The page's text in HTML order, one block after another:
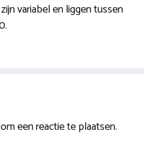
variabel en liggen tussen
om een reactie te plaatsen.